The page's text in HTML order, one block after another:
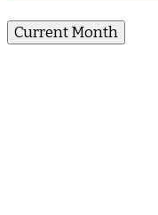
Current Month